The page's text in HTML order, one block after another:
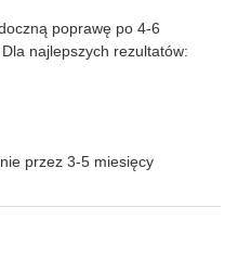
poprawę po 4-6
najlepszych rezultatów:
przez 3-5 miesięcy